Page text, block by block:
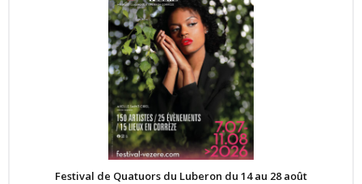
Festival de Quatuors du Luberon du 14 au 28 août